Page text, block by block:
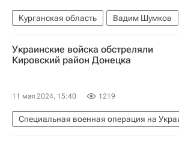
Курганская область
Вадим Шумков
Наводнения в России — 2024
Украинские войска обстреляли
Кировский район Донецка
11 мая 2024, 15:40 1219
Специальная военная операция на
Кировский район
Донецк